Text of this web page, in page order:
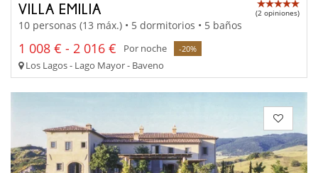
VILLA EMILIA (2 opiniones)
10 personas (13 máx.) • 5 dormitorios • 5 baños
1 008 € - 2 016 € Por noche -20%
Los Lagos - Lago Mayor - Baveno